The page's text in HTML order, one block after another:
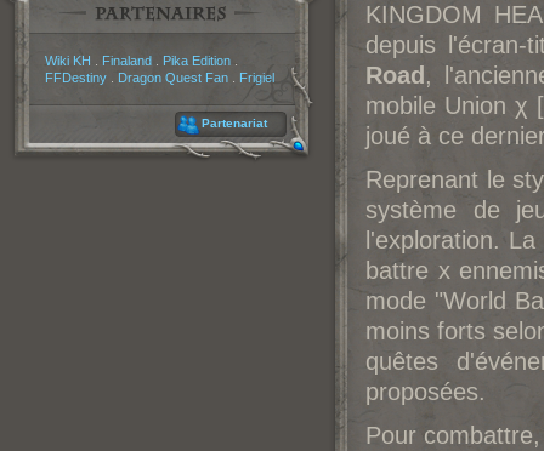
Wiki KH Finaland Pika Edition
FFDestiny
Dragon Quest Fan Frigiel
Partenariat
KINGDOM
depuis l'écran-
Road ,
mobile Union χ
joué à ce
Reprenant le
système de
l'exploration.
battre x
mode "World
moins forts
quêtes
proposées.
Pour